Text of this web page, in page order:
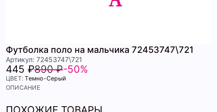
Футболка поло на мальчика 72453747\721
Артикул: 72453747\721
445 ₽890 ₽-50%
ЦВЕТ:Темно-Серый
ОПИСАНИЕ